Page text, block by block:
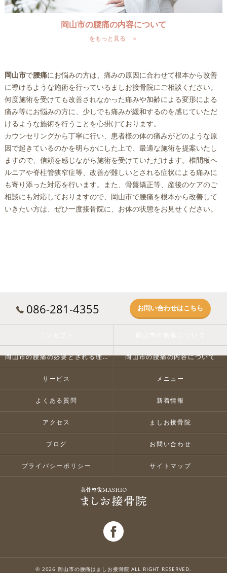
岡山市の腰痛の内容について
をもっと見る ＞
岡山市で腰痛にお悩みの方は、痛みの原因に合わせて根本から改善
に導けるような施術を行っているましお接骨院にご相談ください。
何度施術を受けても改善されなかった痛みや加齢による変形による
痛み等にお悩みの方に、少しでも痛みが緩和するのを感じていただ
けるような施術を行うことを心掛けております。
カウンセリングから丁寧に行い、患者様の体の痛みがどのような原
因で起きているのかを明らかにした上で、最適な施術を提案いたし
ますので、信頼を感じながら施術を受けていただけます。椎間板ヘ
ルニアや脊柱管狭窄症等、改善が難しいとされる症状による痛みに
も寄り添った対応を行います。また、骨盤矯正等、産後のケアのご
相談にも対応しておりますので、 岡山市で腰痛を根本から改善して
いきたい方は、ぜひ一度接骨院に、お体の状態をお見せください。
086-281-4355 お問い合わせはこちら
岡山市の腰痛の必要とされる理由 岡山市の腰痛の内容について
サービス メニュー
よくある質問 新着情報
アクセス ましお接骨院
ブログ お問い合わせ
プライバシーポリシー サイトマップ
© 2026 岡山市の腰痛はましお接骨院 ALL RIGHT RESERVED.